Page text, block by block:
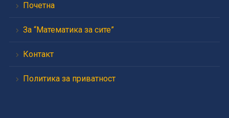
Почетна
За “Математика за сите”
Контакт
Политика за приватност